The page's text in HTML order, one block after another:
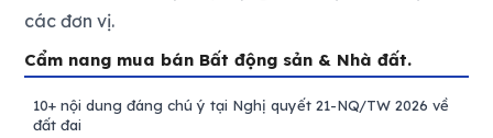
các đơn vị.
Cẩm nang mua bán Bất động sản & Nhà đất.
10+ nội dung đáng chú ý tại Nghị quyết 21-NQ/TW 2026 về
đất đai